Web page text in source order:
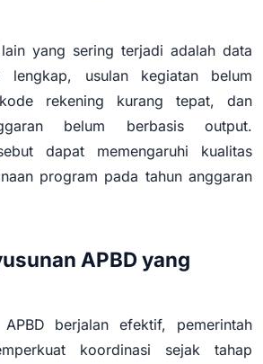
lain yang sering terjadi adalah data
lengkap, usulan kegiatan belum
rekening kurang tepat, dan
belum berbasis output.
dapat memengaruhi kualitas
program pada tahun anggaran
APBD yang
berjalan efektif, pemerintah
koordinasi sejak tahap